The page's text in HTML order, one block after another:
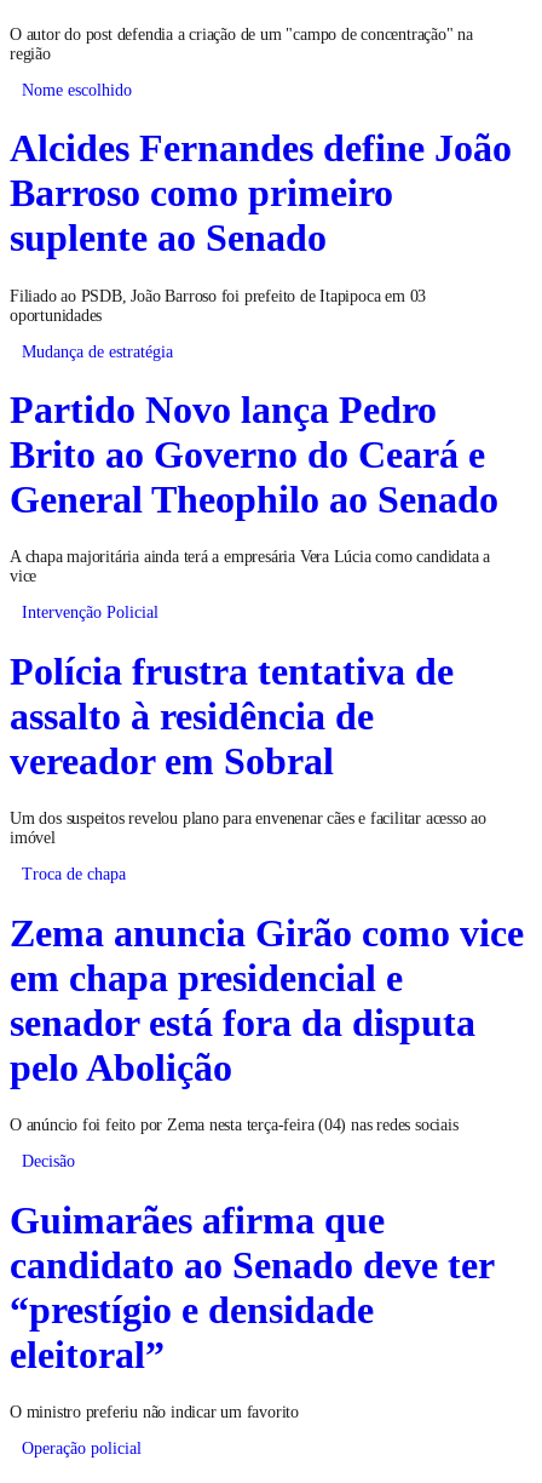
O autor do post defendia a criação de um "campo de concentração" na
região
Nome escolhido
Alcides Fernandes define João
Barroso como primeiro
suplente ao Senado
Filiado ao PSDB, João Barroso foi prefeito de Itapipoca em 03
oportunidades
Mudança de estratégia
Partido Novo lança Pedro
Brito ao Governo do Ceará e
General Theophilo ao Senado
A chapa majoritária ainda terá a empresária Vera Lúcia como candidata a
vice
Intervenção Policial
Polícia frustra tentativa de
assalto à residência de
vereador em Sobral
Um dos suspeitos revelou plano para envenenar cães e facilitar acesso ao
imóvel
Troca de chapa
Zema anuncia Girão como vice
em chapa presidencial e
senador está fora da disputa
pelo Abolição
O anúncio foi feito por Zema nesta terça-feira (04) nas redes sociais
Decisão
Guimarães afirma que
candidato ao Senado deve ter
“prestígio e densidade
eleitoral”
O ministro preferiu não indicar um favorito
Operação policial